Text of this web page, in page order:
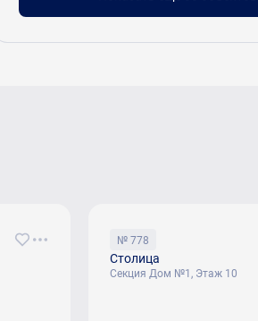
№ 778
Столица
Секция Дом №1, Этаж 10